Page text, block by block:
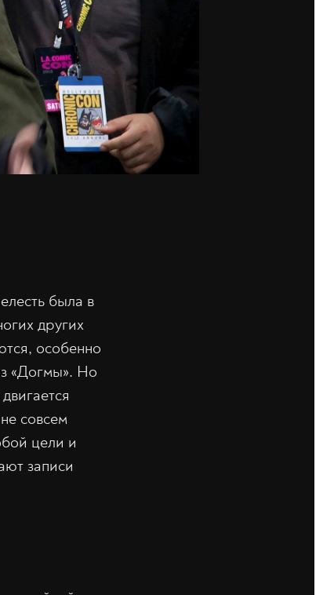
была в
других
особенно
«Догмы». Но
совсем
цели и
записи